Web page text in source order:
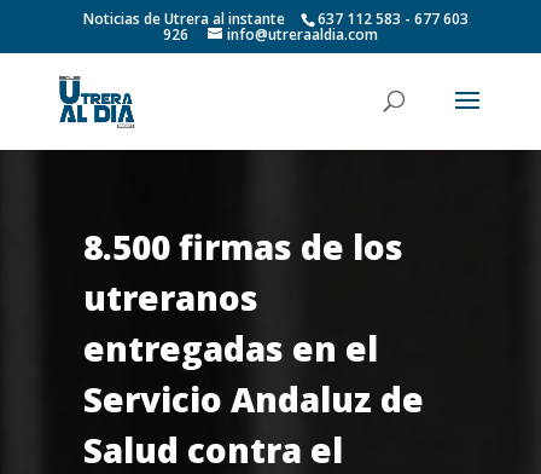
Noticias de Utrera al instante 637 112 583 - 677 603
926 info@utreraaldia.com
8.500 firmas de los
utreranos
entregadas en el
Servicio Andaluz de
Salud contra el